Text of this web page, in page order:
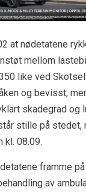
at nødetatene
mellom
like ved
og bevisst,
skadegrad og
stille på stedet,
kl. 08.09.
framme
av